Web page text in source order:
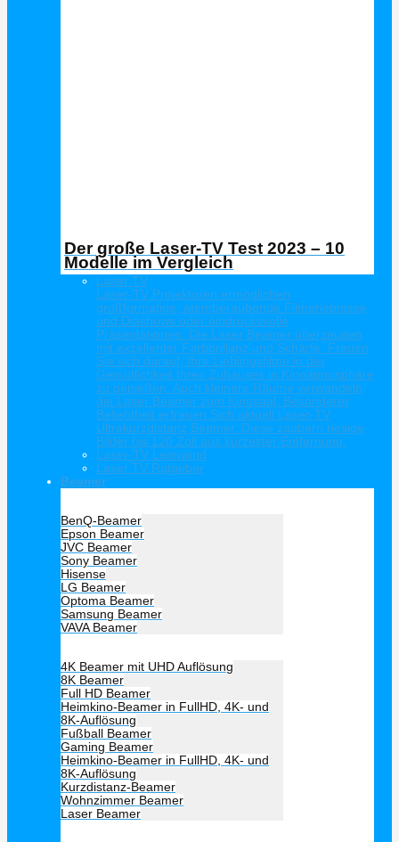
Der große Laser-TV Test 2023 – 10
Modelle im Vergleich
Laser TV
Laser-TV Projektoren ermöglichen
großformatige, atemberaubende Filmerlebnisse
und Diashows oder eindrucksvolle
Präsentationen. Die Laser Beamer überzeugen
mit exzellenter Farbbrillanz und Schärfe. Freuen
Sie sich darauf, Ihre Lieblingsfilme in der
Gemütlichkeit Ihres Zuhauses in Kinoatmosphäre
zu genießen. Auch kleinere Räume verwandeln
die Laser Beamer zum Kinosaal. Besonderer
Beliebtheit erfreuen Sich aktuell Laser-TV
Ultrakurzdistanz Beamer. Diese zaubern riesige
Bilder bis 120 Zoll aus kürzester Entfernung.
Laser-TV Leinwand
Laser TV Ratgeber
Beamer
BenQ-Beamer
Epson Beamer
JVC Beamer
Sony Beamer
Hisense
LG Beamer
Optoma Beamer
Samsung Beamer
VAVA Beamer
4K Beamer mit UHD Auflösung
8K Beamer
Full HD Beamer
Heimkino-Beamer in FullHD, 4K- und
8K-Auflösung
Fußball Beamer
Gaming Beamer
Heimkino-Beamer in FullHD, 4K- und
8K-Auflösung
Kurzdistanz-Beamer
Wohnzimmer Beamer
Laser Beamer